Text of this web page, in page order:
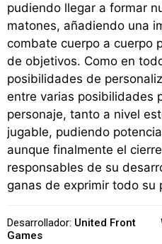
pudiendo llegar a formar
matones, añadiendo una
combate cuerpo a cuerpo
de objetivos. Como en
posibilidades de
entre varias posibilidades
personaje, tanto a nivel
jugable, pudiendo
aunque finalmente el
responsables de su
ganas de exprimir todo su
Desarrollador: United Front
Games